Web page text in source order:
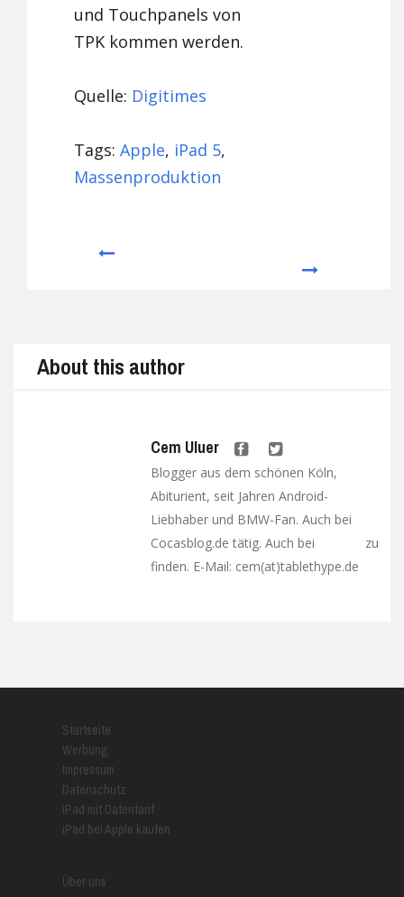
und Touchpanels von
TPK kommen werden.
Quelle: Digitimes
Tags:Apple, iPad 5,
Massenproduktion
About this author
Cem Uluer
Blogger aus dem schönen Köln,
Abiturient, seit Jahren Android-
Liebhaber und BMW-Fan. Auch bei
Cocasblog.de tätig. Auch bei
zu
finden. E-Mail: cem(at)tablethype.de
Startseite
Werbung
Impressum
Datenschutz
iPad mit Datentarif
iPad bei Apple kaufen
Über uns